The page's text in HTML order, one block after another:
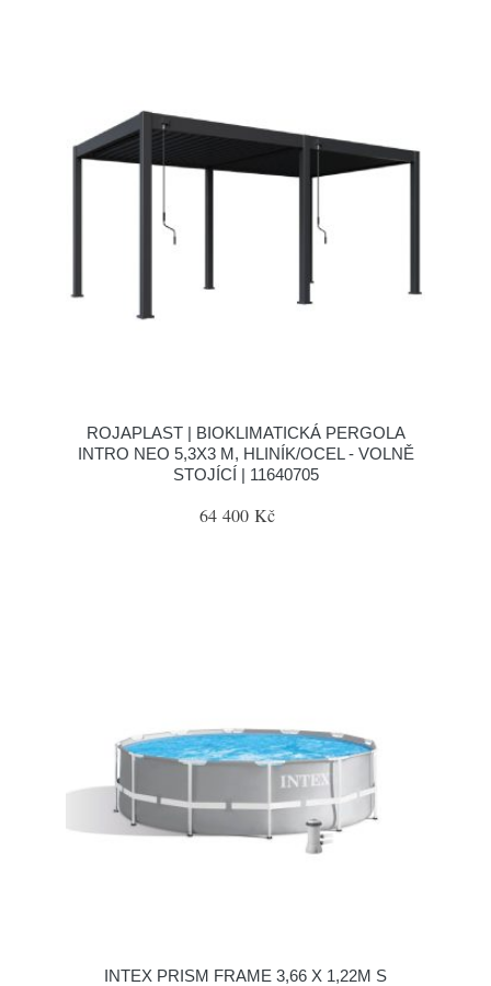
ROJAPLAST | BIOKLIMATICKÁ PERGOLA
INTRO NEO 5,3X3 M, HLINÍK/OCEL - VOLNĚ
STOJÍCÍ | 11640705
64 400 Kč
INTEX PRISM FRAME 3,66 X 1,22M S